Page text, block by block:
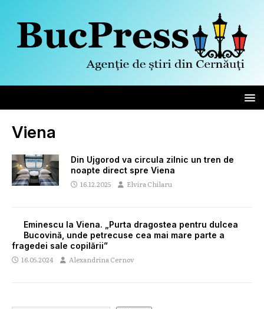
Viena
Din Ujgorod va circula zilnic un tren de
noapte direct spre Viena
16.12.2025 Elvira Chilaru
Eminescu la Viena. „Purta dragostea pentru dulcea
Bucovină, unde petrecuse cea mai mare parte a
fragedei sale copilării”
16.05.2024 Alexandrina Cernov